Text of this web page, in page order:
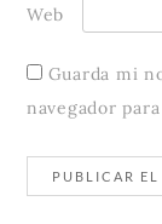
Web
Guarda mi
navegador